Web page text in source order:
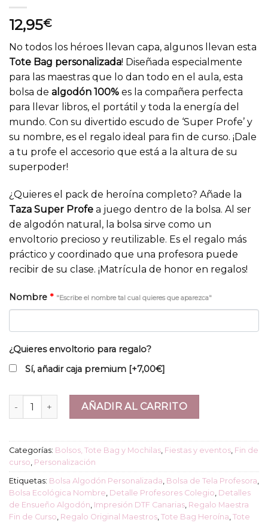
12,95€
No todos los héroes llevan capa, algunos llevan esta
Tote Bag personalizada! Diseñada especialmente
para las maestras que lo dan todo en el aula, esta
bolsa de algodón 100% es la compañera perfecta
para llevar libros, el portátil y toda la energía del
mundo. Con su divertido escudo de ‘Super Profe’ y
su nombre, es el regalo ideal para fin de curso. ¡Dale
a tu profe el accesorio que está a la altura de su
superpoder!
¿Quieres el pack de heroína completo? Añade la
Taza Super Profe a juego dentro de la bolsa. Al ser
de algodón natural, la bolsa sirve como un
envoltorio precioso y reutilizable. Es el regalo más
práctico y coordinado que una profesora puede
recibir de su clase. ¡Matrícula de honor en regalos!
Nombre * "Escribe el nombre tal cual quieres que aparezca"
¿Quieres envoltorio para regalo?
Sí, añadir caja premium [+7,00€]
Tote bag “Super Profe” cantidad
AÑADIR AL CARRITO
Categorías: Bolsos, Tote Bag y Mochilas Fiestas y eventos Fin de
curso Personalización
Etiquetas: Bolsa Algodón Personalizada Bolsa de Tela Profesora
Bolsa Ecológica Nombre Detalle Profesores Colegio Detalles
de Ensueño Algodón Impresión DTF Canarias Regalo Maestra
Fin de Curso Regalo Original Maestros Tote Bag Heroína Tote